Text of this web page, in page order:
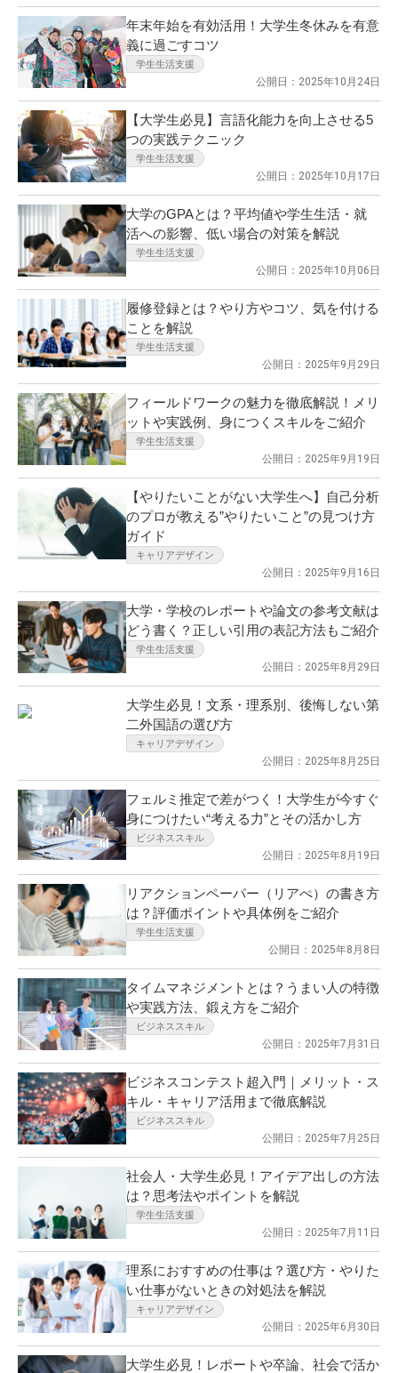
年末年始を有効活用！大学生冬休みを有意
義に過ごすコツ
学生生活支援
公開日：2025年10月24日
【大学生必見】言語化能力を向上させる5
つの実践テクニック
学生生活支援
公開日：2025年10月17日
大学のGPAとは？平均値や学生生活・就
活への影響、低い場合の対策を解説
学生生活支援
公開日：2025年10月06日
履修登録とは？やり方やコツ、気を付ける
ことを解説
学生生活支援
公開日：2025年9月29日
フィールドワークの魅力を徹底解説！メリ
ットや実践例、身につくスキルをご紹介
学生生活支援
公開日：2025年9月19日
【やりたいことがない大学生へ】自己分析
のプロが教える”やりたいこと”の見つけ方
ガイド
キャリアデザイン
公開日：2025年9月16日
大学・学校のレポートや論文の参考文献は
どう書く？正しい引用の表記方法もご紹介
学生生活支援
公開日：2025年8月29日
大学生必見！文系・理系別、後悔しない第
二外国語の選び方
キャリアデザイン
公開日：2025年8月25日
フェルミ推定で差がつく！大学生が今すぐ
身につけたい“考える力”とその活かし方
ビジネススキル
公開日：2025年8月19日
リアクションペーパー（リアぺ）の書き方
は？評価ポイントや具体例をご紹介
学生生活支援
公開日：2025年8月8日
タイムマネジメントとは？うまい人の特徴
や実践方法、鍛え方をご紹介
ビジネススキル
公開日：2025年7月31日
ビジネスコンテスト超入門｜メリット・ス
キル・キャリア活用まで徹底解説
ビジネススキル
公開日：2025年7月25日
社会人・大学生必見！アイデア出しの方法
は？思考法やポイントを解説
学生生活支援
公開日：2025年7月11日
理系におすすめの仕事は？選び方・やりた
い仕事がないときの対処法を解説
キャリアデザイン
公開日：2025年6月30日
大学生必見！レポートや卒論、社会で活か